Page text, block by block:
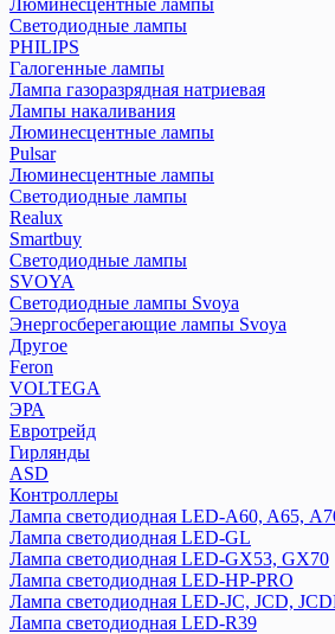
Люминесцентные лампы
Светодиодные лампы
PHILIPS
Галогенные лампы
Лампа газоразрядная натриевая
Лампы накаливания
Люминесцентные лампы
Pulsar
Люминесцентные лампы
Светодиодные лампы
Realux
Smartbuy
Светодиодные лампы
SVOYA
Светодиодные лампы Svoya
Энергосберегающие лампы Svoya
Другое
Feron
VOLTEGA
ЭРА
Евротрейд
Гирлянды
ASD
Контроллеры
Лампа светодиодная LED-A60, A65,
Лампа светодиодная LED-GL
Лампа светодиодная LED-GX53, GX70
Лампа светодиодная LED-HP-PRO
Лампа светодиодная LED-JC, JCD,
Лампа светодиодная LED-R39